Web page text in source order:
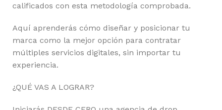
calificados con esta metodología comprobada.
Aquí aprenderás cómo diseñar y posicionar tu
marca como la mejor opción para contratar
múltiples servicios digitales, sin importar tu
experiencia.
¿QUÉ VAS A LOGRAR?